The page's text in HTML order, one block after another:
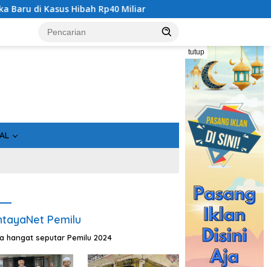
Hibah Rp40 Miliar Geger! 5 Komisioner KPU Kotim
tutup
Pemilu
hangat seputar Pemilu 2024